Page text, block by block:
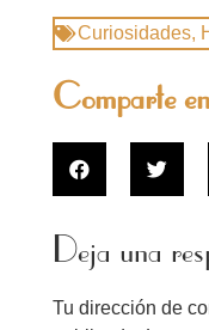
Curiosidades,
Comparte
Deja una
Tu dirección de